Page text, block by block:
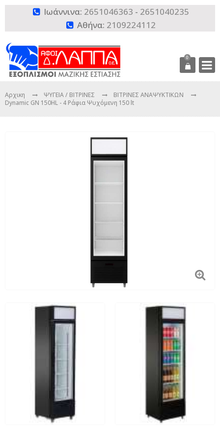
 Ιωάννινα: 2651046363 - 2651040235
 Αθήνα: 2109224112
0
Αρχικη ΨΥΓΕΙΑ / ΒΙΤΡΙΝΕΣ
ΒΙΤΡΙΝΕΣ ΑΝΑΨΥΚΤΙΚΩΝ
Dynamic GN 150HL - 4 Ράφια Ψυχόμενη 150 lt